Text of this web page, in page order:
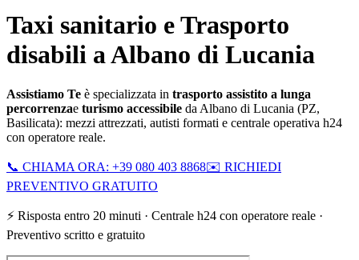
Taxi sanitario e Trasporto
disabili a Albano di Lucania
Assistiamo Te è specializzata in trasporto assistito a lunga
percorrenzae turismo accessibile da Albano di Lucania (PZ,
Basilicata): mezzi attrezzati, autisti formati e centrale operativa h24
con operatore reale.
📞 CHIAMA ORA: +39 080 403 8868✉️ RICHIEDI
PREVENTIVO GRATUITO
⚡ Risposta entro 20 minuti · Centrale h24 con operatore reale ·
Preventivo scritto e gratuito